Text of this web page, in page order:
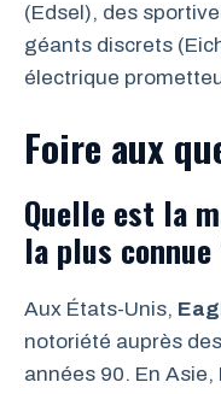
(Edsel), des
géants discrets
électrique
Foire aux
Quelle est la
la plus connue
Aux États-Unis,
notoriété auprès
années 90. En Asie,